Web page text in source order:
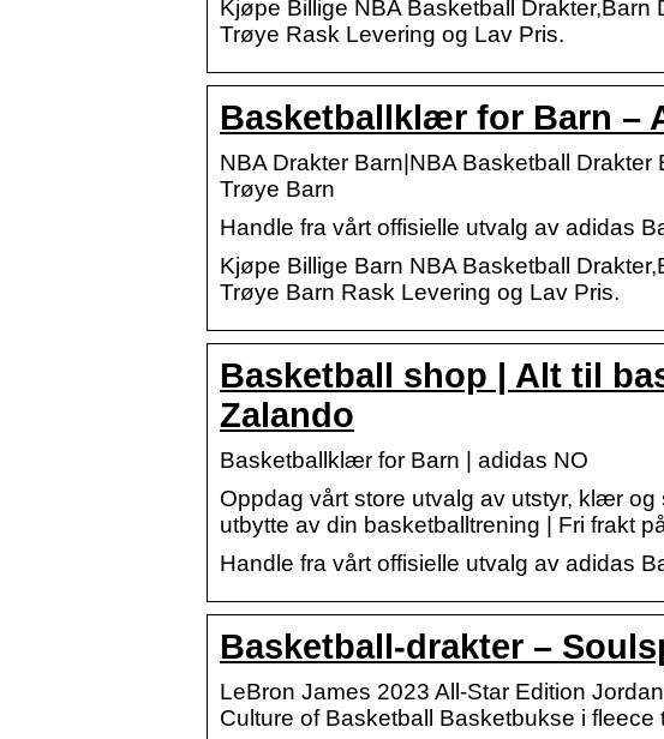
Kjøpe Billige NBA Basketball Drakter,Barn
Trøye Rask Levering og Lav Pris.
Basketballklær for Barn –
NBA Drakter Barn|NBA Basketball Drakter
Trøye Barn
Handle fra vårt offisielle utvalg av adidas
Kjøpe Billige Barn NBA Basketball
Trøye Barn Rask Levering og Lav Pris.
Basketball shop | Alt til
Zalando
Basketballklær for Barn | adidas NO
Oppdag vårt store utvalg av utstyr, klær
utbytte av din basketballtrening | Fri frakt
Handle fra vårt offisielle utvalg av adidas
Basketball-drakter –
LeBron James 2023 All-Star Edition
Culture of Basketball Basketbukse i fleece